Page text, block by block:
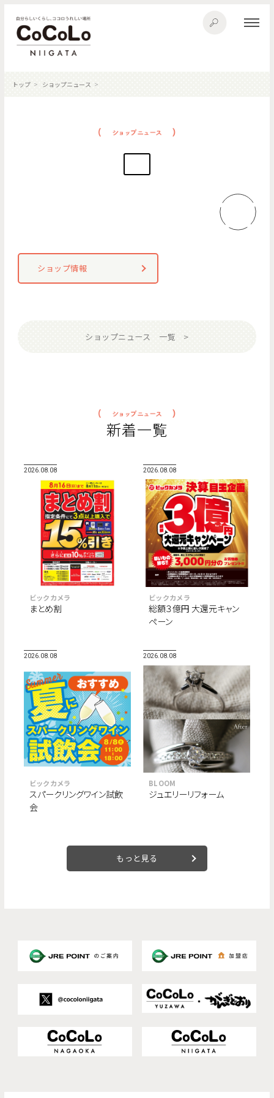
トップ ショップニュース
ショップ情報
ショップニュース 一覧
新着一覧
2026.08.08
ビックカメラ
まとめ割
2026.08.08
ビックカメラ
総額３億円 大還元キャン
ペーン
2026.08.08
ビックカメラ
スパークリングワイン試飲
会
2026.08.08
BLOOM
ジュエリーリフォーム
もっと見る